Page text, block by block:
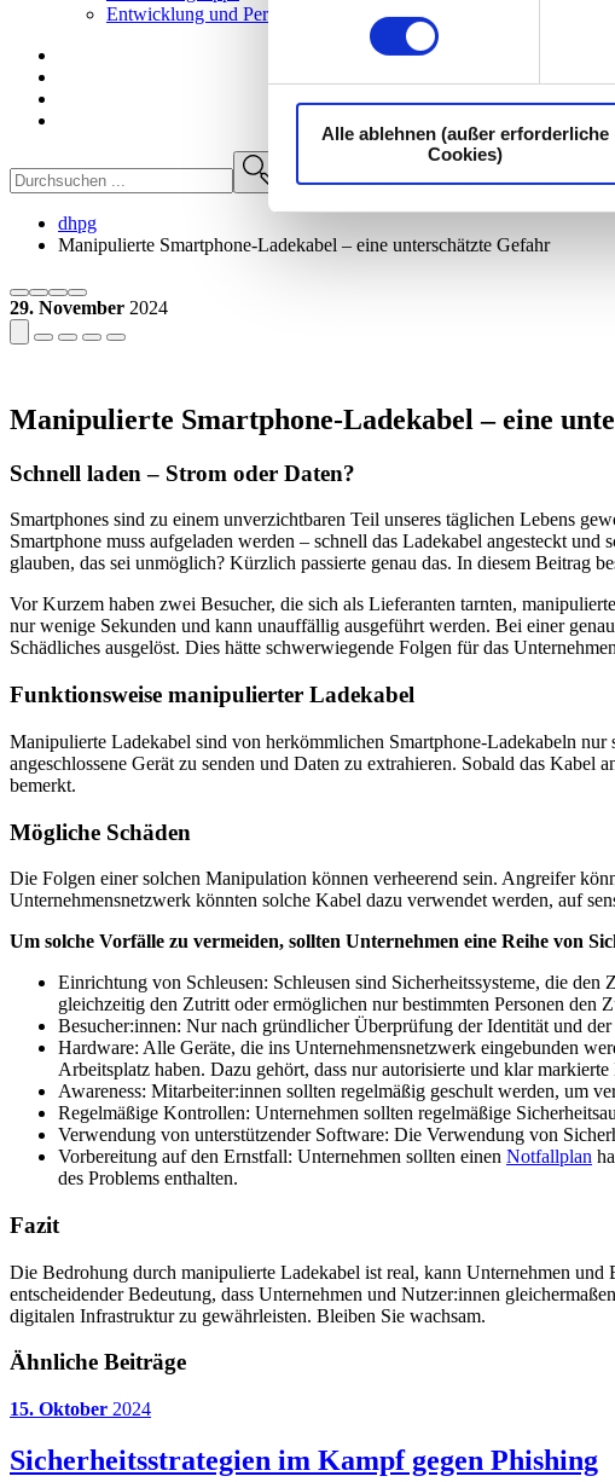
Alle ablehnen (außer erforderliche
Cookies)
Entwicklung und Perspektiven
dhpg
Manipulierte Smartphone-Ladekabel – eine unterschätzte Gefahr
29. November 2024
Manipulierte Smartphone-Ladekabel – eine
Schnell laden – Strom oder Daten?
Smartphones sind zu einem unverzichtbaren Teil unseres täglichen Lebens
Smartphone muss aufgeladen werden – schnell das Ladekabel angesteckt
glauben, das sei unmöglich? Kürzlich passierte genau das. In diesem Beitrag
Vor Kurzem haben zwei Besucher, die sich als Lieferanten tarnten,
nur wenige Sekunden und kann unauffällig ausgeführt werden. Bei einer
Schädliches ausgelöst. Dies hätte schwerwiegende Folgen für das
Funktionsweise manipulierter Ladekabel
Manipulierte Ladekabel sind von herkömmlichen Smartphone-Ladekabeln
angeschlossene Gerät zu senden und Daten zu extrahieren. Sobald das Kabel
bemerkt.
Mögliche Schäden
Die Folgen einer solchen Manipulation können verheerend sein. Angreifer
Unternehmensnetzwerk könnten solche Kabel dazu verwendet werden, auf
Um solche Vorfälle zu vermeiden, sollten Unternehmen eine Reihe von
Einrichtung von Schleusen: Schleusen sind Sicherheitssysteme, die
gleichzeitig den Zutritt oder ermöglichen nur bestimmten Personen den
Besucher:innen: Nur nach gründlicher Überprüfung der Identität und
Hardware: Alle Geräte, die ins Unternehmensnetzwerk eingebunden
Arbeitsplatz haben. Dazu gehört, dass nur autorisierte und klar
Awareness: Mitarbeiter:innen sollten regelmäßig geschult werden, um
Regelmäßige Kontrollen: Unternehmen sollten regelmäßige
Verwendung von unterstützender Software: Die Verwendung von
Vorbereitung auf den Ernstfall: Unternehmen sollten einen Notfallplan
des Problems enthalten.
Fazit
Die Bedrohung durch manipulierte Ladekabel ist real, kann Unternehmen
entscheidender Bedeutung, dass Unternehmen und Nutzer:innen
digitalen Infrastruktur zu gewährleisten. Bleiben Sie wachsam.
Ähnliche Beiträge
15. Oktober 2024
Sicherheitsstrategien im Kampf gegen Phishing